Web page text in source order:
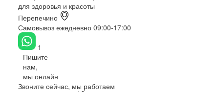
для здоровья и красоты
Перепечино
Самовывоз ежедневно 09:00-17:00
1
Пишите
нам,
мы онлайн
Звоните сейчас, мы работаем